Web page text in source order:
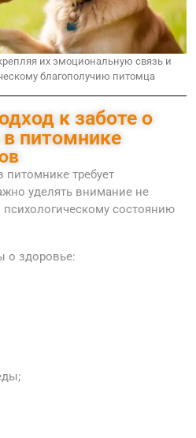
их эмоциональную связь и
благополучию питомца
к заботе о
питомнике
питомнике требует
уделять внимание не
состоянию
о здоровье: